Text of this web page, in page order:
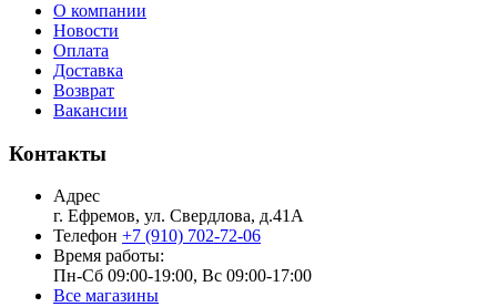
О компании
Новости
Оплата
Доставка
Возврат
Вакансии
Контакты
Адрес
г. Ефремов, ул. Свердлова, д.41А
Телефон +7 (910) 702-72-06
Время работы:
Пн-Сб 09:00-19:00, Вс 09:00-17:00
Все магазины